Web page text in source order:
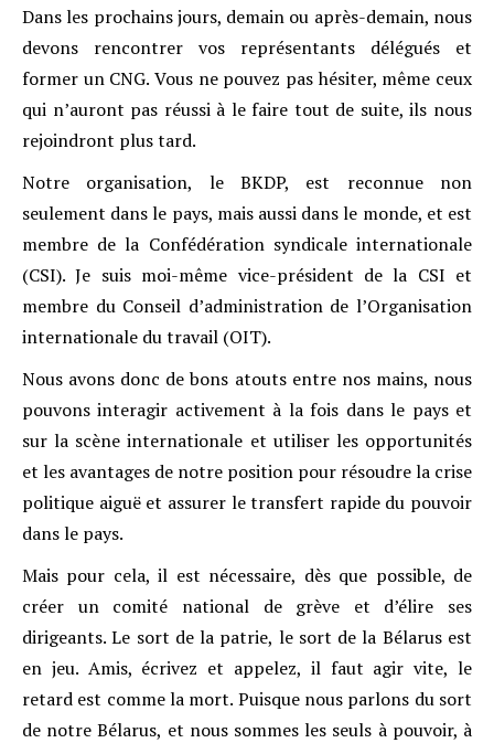
Dans les prochains jours, demain ou après-demain, nous
devons rencontrer vos représentants délégués et
former un CNG. Vous ne pouvez pas hésiter, même ceux
qui n’auront pas réussi à le faire tout de suite, ils nous
rejoindront plus tard.
Notre organisation, le BKDP, est reconnue non
seulement dans le pays, mais aussi dans le monde, et est
membre de la Confédération syndicale internationale
(CSI). Je suis moi-même vice-président de la CSI et
membre du Conseil d’administration de l’Organisation
internationale du travail (OIT).
Nous avons donc de bons atouts entre nos mains, nous
pouvons interagir activement à la fois dans le pays et
sur la scène internationale et utiliser les opportunités
et les avantages de notre position pour résoudre la crise
politique aiguë et assurer le transfert rapide du pouvoir
dans le pays.
Mais pour cela, il est nécessaire, dès que possible, de
créer un comité national de grève et d’élire ses
dirigeants. Le sort de la patrie, le sort de la Bélarus est
en jeu. Amis, écrivez et appelez, il faut agir vite, le
retard est comme la mort. Puisque nous parlons du sort
de notre Bélarus, et nous sommes les seuls à pouvoir, à